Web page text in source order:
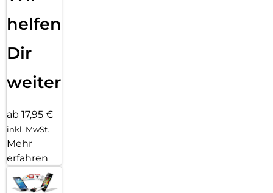
helfen
Dir
weiter
ab 17,95 €
inkl. MwSt.
Mehr
erfahren